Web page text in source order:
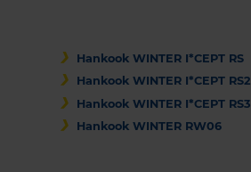
Hankook WINTER I*CEPT RS
Hankook WINTER I*CEPT RS2
Hankook WINTER I*CEPT RS3
Hankook WINTER RW06